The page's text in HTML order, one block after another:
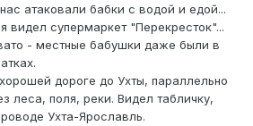
атаковали бабки с водой и едой...
видел супермаркет "Перекресток"...
- местные бабушки даже были в
дороге до Ухты, параллельно
леса, поля, реки. Видел табличку,
Ухта-Ярославль.